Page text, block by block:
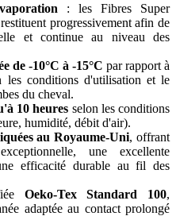
: les Fibres Super
progressivement afin de
et continue au niveau des
de -10°C à -15°C par rapport à
les conditions d'utilisation et le
du cheval.
10 heures selon les conditions
humidité, débit d'air).
au Royaume-Uni, offrant
une excellente
efficacité durable au fil des
Oeko-Tex Standard 100,
adaptée au contact prolongé